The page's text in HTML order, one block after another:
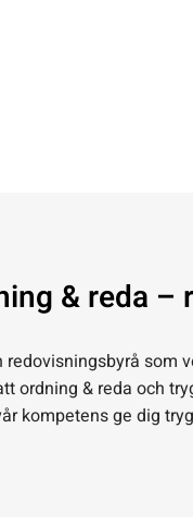
& reda –
redovisningsbyrå som
ordning & reda och
kompetens ge dig